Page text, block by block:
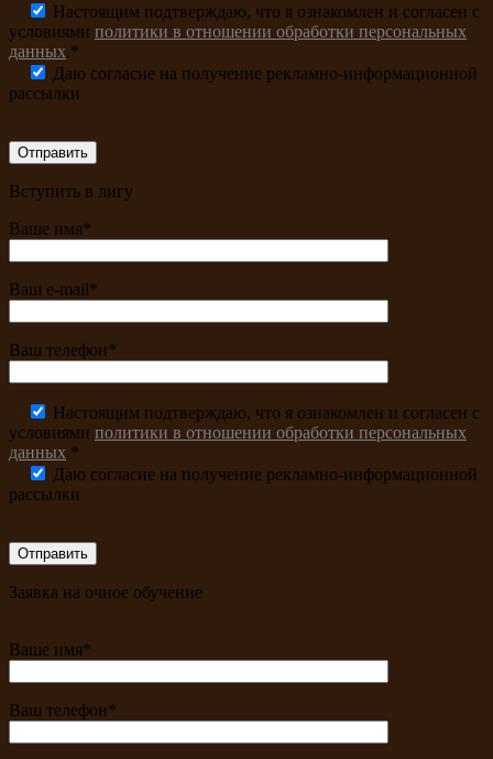
Настоящим подтверждаю, что я ознакомлен и согласен с
условиями политики в отношении обработки персональных
данных.*
Даю согласие на получение рекламно-информационной
рассылки
Вступить в лигу
Ваше имя*
Ваш e-mail*
Ваш телефон*
Настоящим подтверждаю, что я ознакомлен и согласен с
условиями политики в отношении обработки персональных
данных.*
Даю согласие на получение рекламно-информационной
рассылки
Заявка на очное обучение
Ваше имя*
Ваш телефон*